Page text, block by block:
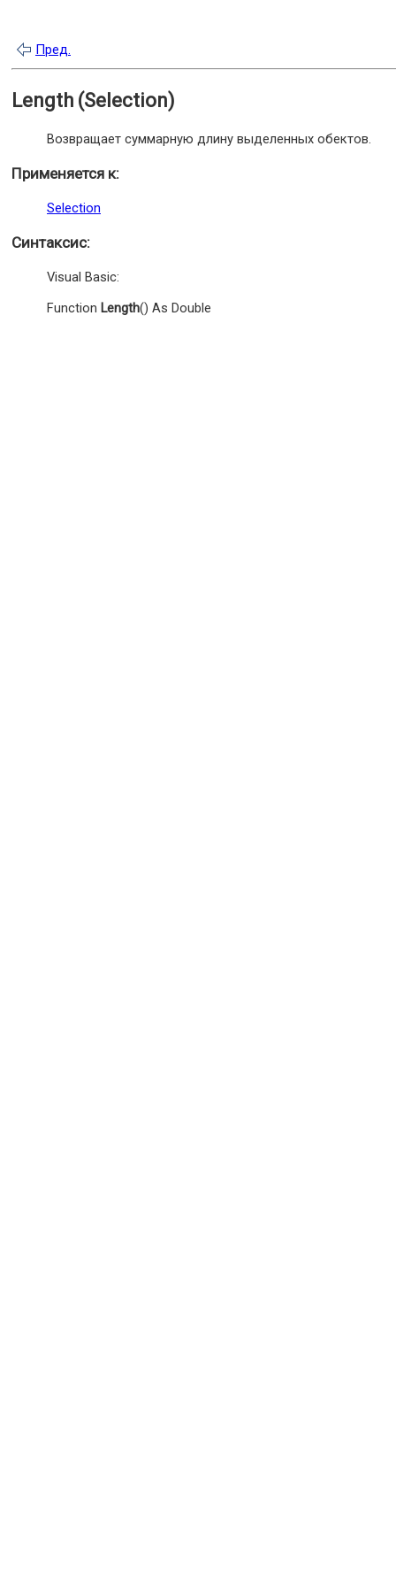
Пред.
Length (Selection)
Возвращает суммарную длину выделенных обектов.
Применяется к:
Selection
Синтаксис:
Visual Basic:
Function Length() As Double